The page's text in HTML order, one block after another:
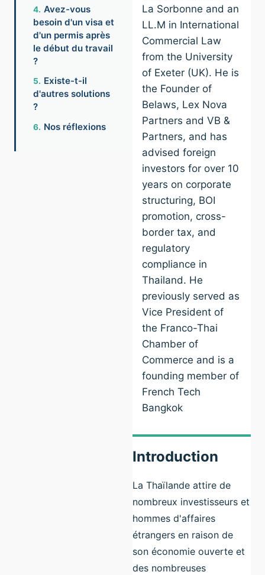
Avez-vous
besoin d'un visa et
d'un permis après
le début du travail
?
Existe-t-il
d'autres solutions
?
Nos réflexions
La Sorbonne and an
LL.M in International
Commercial Law
from the University
of Exeter (UK). He is
the Founder of
Belaws, Lex Nova
Partners and VB &
Partners, and has
advised foreign
investors for over 10
years on corporate
structuring, BOI
promotion, cross-
border tax, and
regulatory
compliance in
Thailand. He
previously served as
Vice President of
the Franco-Thai
Chamber of
Commerce and is a
founding member of
French Tech
Bangkok
Introduction
La Thaïlande attire de
nombreux investisseurs et
hommes d'affaires
étrangers en raison de
son économie ouverte et
des nombreuses